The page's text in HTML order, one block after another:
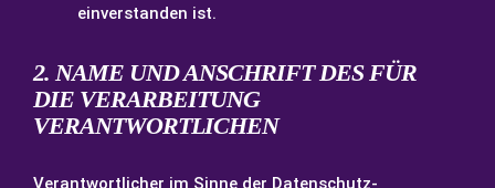
einverstanden ist.
2. NAME UND ANSCHRIFT DES FÜR
DIE VERARBEITUNG
VERANTWORTLICHEN
Verantwortlicher im Sinne der Datenschutz-